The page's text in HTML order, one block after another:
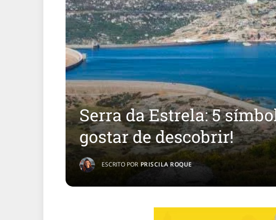
Serra da Estrela: 5
gostar de descobrir!
ESCRITO POR PRISCILA ROQUE